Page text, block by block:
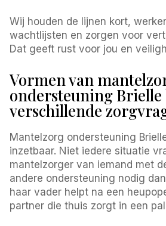
Wij houden de lijnen kort,
wachtlijsten en zorgen voor
Dat geeft rust voor jou en
Vormen van
ondersteuning Brielle
verschillende
Mantelzorg ondersteuning
inzetbaar. Niet iedere situatie
mantelzorger van iemand met
andere ondersteuning nodig
haar vader helpt na een
partner die thuis zorgt in een